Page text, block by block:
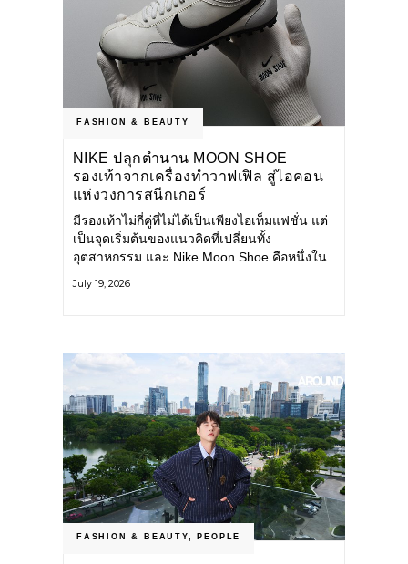
FASHION & BEAUTY
NIKE ปลุกตำนาน MOON SHOE
รองเท้าจากเครื่องทำวาฟเฟิล สู่ไอคอน
แห่งวงการสนีกเกอร์
มีรองเท้าไม่กี่คู่ที่ไม่ได้เป็นเพียงไอเท็มแฟชั่น แต่
เป็นจุดเริ่มต้นของแนวคิดที่เปลี่ยนทั้ง
อุตสาหกรรม และ Nike Moon Shoe คือหนึ่งใน
ศตวรรษก่อน กำลังกลับมาอีกครั้ง พร้อมพาเรื่อง
July 19, 2026
FASHION & BEAUTY, PEOPLE